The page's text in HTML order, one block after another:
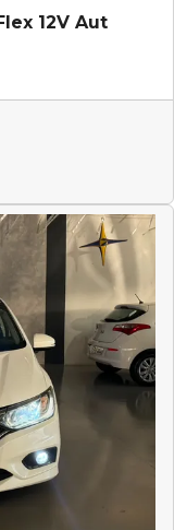
12V Aut